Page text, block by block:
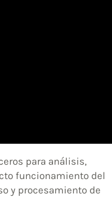
para análisis,
funcionamiento del
y procesamiento de